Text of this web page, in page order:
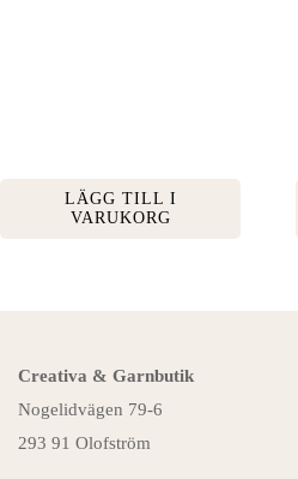
LÄGG TILL I
VARUKORG
Creativa & Garnbutik
Nogelidvägen 79-6
293 91 Olofström